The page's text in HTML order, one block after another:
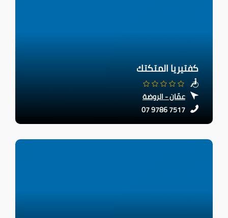
كفتيريا المتكتك
عمّان - الروضة
07 9786 7517